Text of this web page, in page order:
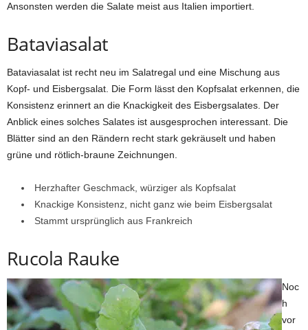
Ansonsten werden die Salate meist aus Italien importiert.
Bataviasalat
Bataviasalat ist recht neu im Salatregal und eine Mischung aus
Kopf- und Eisbergsalat. Die Form lässt den Kopfsalat erkennen, die
Konsistenz erinnert an die Knackigkeit des Eisbergsalates. Der
Anblick eines solches Salates ist ausgesprochen interessant. Die
Blätter sind an den Rändern recht stark gekräuselt und haben
grüne und rötlich-braune Zeichnungen.
Herzhafter Geschmack, würziger als Kopfsalat
Knackige Konsistenz, nicht ganz wie beim Eisbergsalat
Stammt ursprünglich aus Frankreich
Rucola Rauke
Noc
h
vor